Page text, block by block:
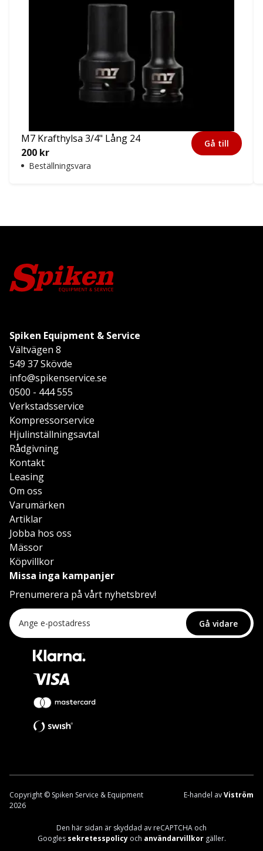
M7 Krafthylsa 3/4" Lång 24
200 kr
Beställningsvara
Gå till
Spiken Equipment & Service
Vältvägen 8
549 37 Skövde
info@spikenservice.se
0500 - 444 555
Verkstadsservice
Kompressorservice
Hjulinställningsavtal
Rådgivning
Kontakt
Leasing
Om oss
Varumärken
Artiklar
Jobba hos oss
Mässor
Köpvillkor
Missa inga kampanjer
Prenumerera på vårt nyhetsbrev!
Gå vidare
Den här sidan är skyddad av reCAPTCHA och
Googles sekretesspolicyoch användarvillkorgäller.
Copyright © Spiken Service & Equipment
2026
E-handel avViström